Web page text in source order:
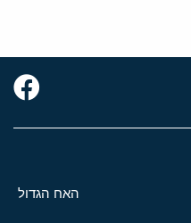
האח הגדול